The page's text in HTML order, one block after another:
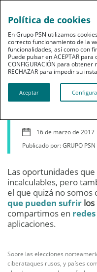
Profesionales
16 de marzo de 2017
Publicado por: GRUPO PSN
Las oportunidades
incalculables, pero
el que quizá no somos
que pueden sufrir
compartimos en
aplicaciones.
Sobre las elecciones
ciberataques rusos, y países
Política de cookies
En Grupo PSN utilizamos
correcto funcionamiento de la
funcionalidades, así como con
Puede pulsar en ACEPTAR
CONFIGURACIÓN para
RECHAZAR para impedir su
Aceptar